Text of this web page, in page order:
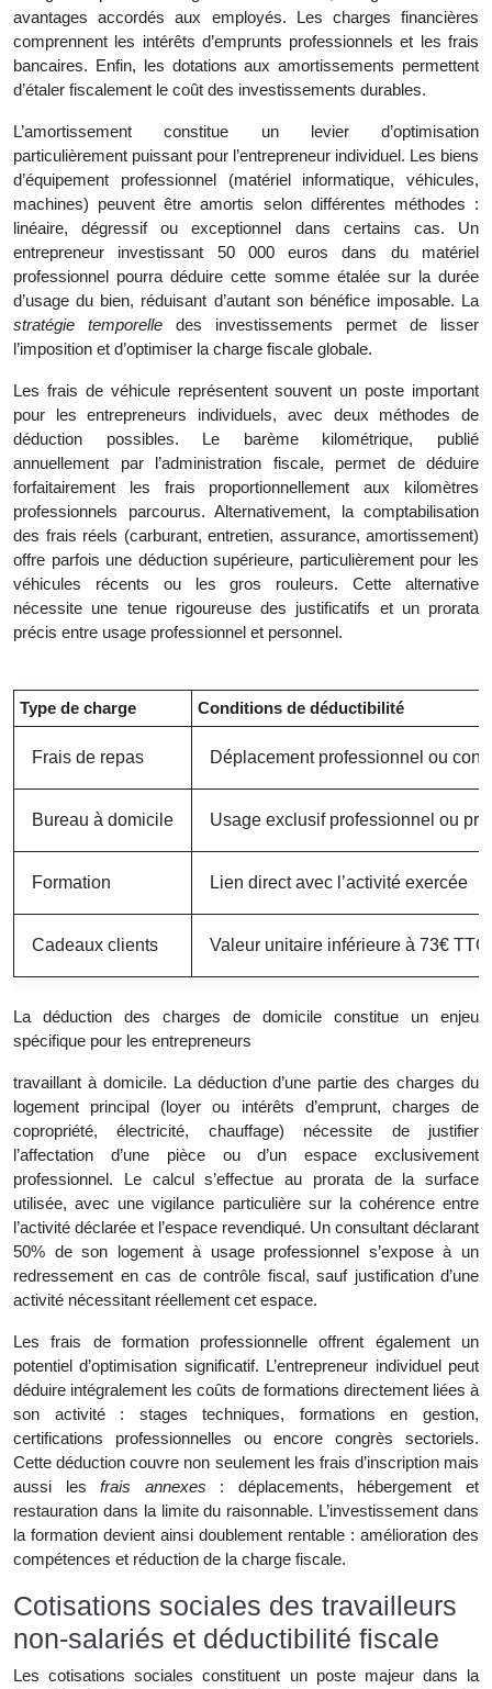
avantages accordés aux employés. Les charges financières
comprennent les intérêts d’emprunts professionnels et les frais
bancaires. Enfin, les dotations aux amortissements permettent
d’étaler fiscalement le coût des investissements durables.
L’amortissement constitue un levier d’optimisation
particulièrement puissant pour l’entrepreneur individuel. Les biens
d’équipement professionnel (matériel informatique, véhicules,
machines) peuvent être amortis selon différentes méthodes :
linéaire, dégressif ou exceptionnel dans certains cas. Un
entrepreneur investissant 50 000 euros dans du matériel
professionnel pourra déduire cette somme étalée sur la durée
d’usage du bien, réduisant d’autant son bénéfice imposable. La
stratégie temporelle des investissements permet de lisser
l’imposition et d’optimiser la charge fiscale globale.
Les frais de véhicule représentent souvent un poste important
pour les entrepreneurs individuels, avec deux méthodes de
déduction possibles. Le barème kilométrique, publié
annuellement par l’administration fiscale, permet de déduire
forfaitairement les frais proportionnellement aux kilomètres
professionnels parcourus. Alternativement, la comptabilisation
des frais réels (carburant, entretien, assurance, amortissement)
offre parfois une déduction supérieure, particulièrement pour les
véhicules récents ou les gros rouleurs. Cette alternative
nécessite une tenue rigoureuse des justificatifs et un prorata
précis entre usage professionnel et personnel.
Type de charge Conditions de déductibilité
Frais de repas Déplacement professionnel ou
Bureau à domicile Usage exclusif professionnel ou
Formation Lien direct avec l’activité exercée
Cadeaux clients Valeur unitaire inférieure à 73€ TTC
La déduction des charges de domicile constitue un enjeu
spécifique pour les entrepreneurs
travaillant à domicile. La déduction d’une partie des charges du
logement principal (loyer ou intérêts d’emprunt, charges de
copropriété, électricité, chauffage) nécessite de justifier
l’affectation d’une pièce ou d’un espace exclusivement
professionnel. Le calcul s’effectue au prorata de la surface
utilisée, avec une vigilance particulière sur la cohérence entre
l’activité déclarée et l’espace revendiqué. Un consultant déclarant
50% de son logement à usage professionnel s’expose à un
redressement en cas de contrôle fiscal, sauf justification d’une
activité nécessitant réellement cet espace.
Les frais de formation professionnelle offrent également un
potentiel d’optimisation significatif. L’entrepreneur individuel peut
déduire intégralement les coûts de formations directement liées à
son activité : stages techniques, formations en gestion,
certifications professionnelles ou encore congrès sectoriels.
Cette déduction couvre non seulement les frais d’inscription mais
aussi lesfrais annexes : déplacements, hébergement et
restauration dans la limite du raisonnable. L’investissement dans
la formation devient ainsi doublement rentable : amélioration des
compétences et réduction de la charge fiscale.
Cotisations sociales des travailleurs
non-salariés et déductibilité fiscale
Les cotisations sociales constituent un poste majeur dans la